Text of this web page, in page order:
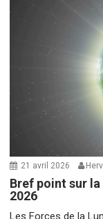
21 avril 2026
Bref point sur
2026
Les Forces de la